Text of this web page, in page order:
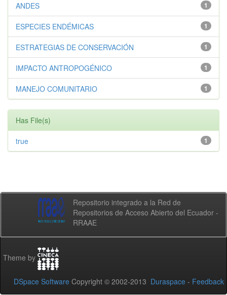
1
ANDES
1
ESPECIES ENDÉMICAS
1
ESTRATEGIAS DE CONSERVACIÓN
1
IMPACTO ANTROPOGÉNICO
1
MANEJO COMUNITARIO
Has File(s)
1
true
Repositorio integrado a la Red de
Repositorios de Acceso Abierto del Ecuador -
RRAAE
Theme by
DSpace Software Copyright © 2002-2013 Duraspace - Feedback